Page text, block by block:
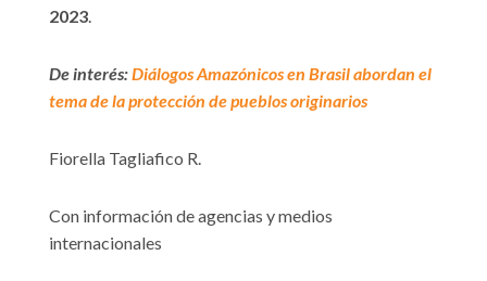
2023.
De interés:Diálogos Amazónicos en Brasil abordan el
tema de la protección de pueblos originarios
Fiorella Tagliafico R.
Con información de agencias y medios
internacionales